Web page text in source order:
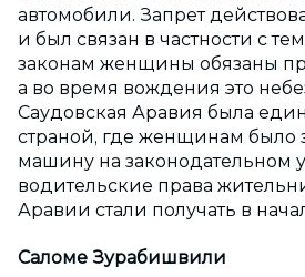
автомобили. Запрет
и был связан в частности с
законам женщины обязаны
а во время вождения это
Саудовская Аравия была
страной, где женщинам было
машину на законодательном
водительские права
Аравии стали получать в
Саломе Зурабишвили